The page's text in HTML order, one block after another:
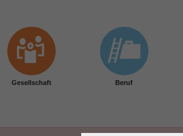
Gesellschaft Beruf